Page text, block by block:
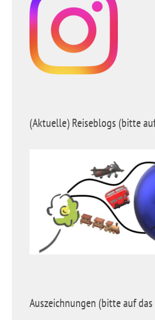
(Aktuelle) Reiseblogs (bitte
Auszeichnungen (bitte auf